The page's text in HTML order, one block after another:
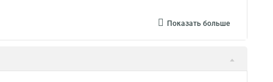
Показать больше